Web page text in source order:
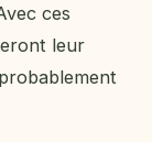
ces
leur